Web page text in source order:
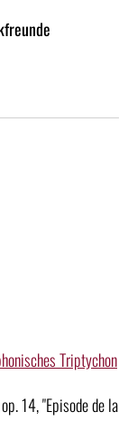
Triptychon
14, "Episode de la